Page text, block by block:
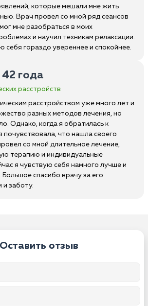
которые мешали мне жить
Врач провел со мной ряд сеансов
мне разобраться в моих
и научил техникам релаксации.
себя гораздо увереннее и спокойнее.
42 года
расстройств
расстройством уже много лет и
разных методов лечения, но
Однако, когда я обратилась к
почувствовала, что нашла своего
со мной длительное лечение,
терапию и индивидуальные
я чувствую себя намного лучше и
Большое спасибо врачу за его
и заботу.
Оставить отзыв